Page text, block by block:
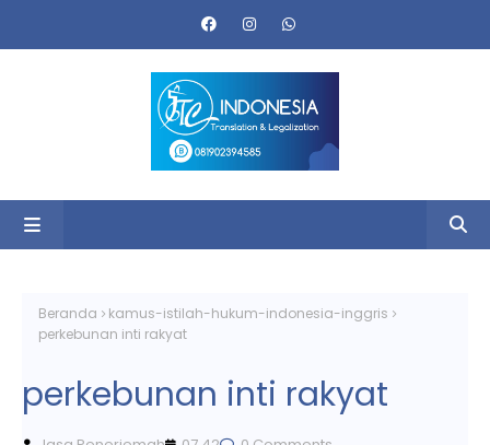
Beranda
kamus-istilah-hukum-indonesia-inggris
perkebunan inti rakyat
perkebunan inti rakyat